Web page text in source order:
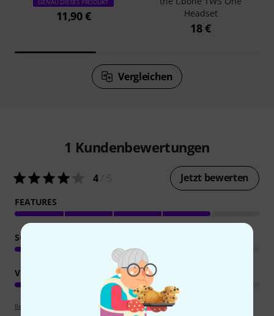
11,90 €
Headset
18 €
Vergleichen
1 Kundenbewertungen
4/ 5 Jetzt bewerten
FEATURES
SOUND
VERARBEITUNG
Bewertungsrichtlinien